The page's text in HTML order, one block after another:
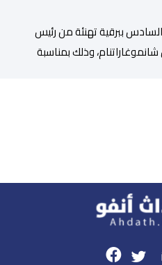
ببرقية تهنئة من رئيس
وذلك بمناسبة